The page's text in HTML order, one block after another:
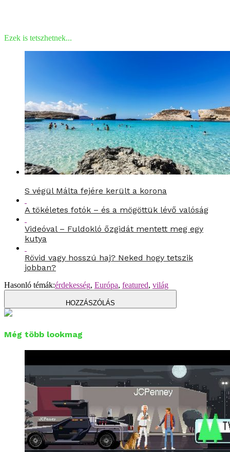
Ezek is tetszhetnek...
S végül Málta fejére került a korona
A tökéletes fotók – és a mögöttük lévő valóság
Videóval – Fuldokló őzgidát mentett meg egy
kutya
Rövid vagy hosszú haj? Neked hogy tetszik
jobban?
Hasonló témák:érdekesség, Európa, featured, világ
HOZZÁSZÓLÁS
Még több lookmag